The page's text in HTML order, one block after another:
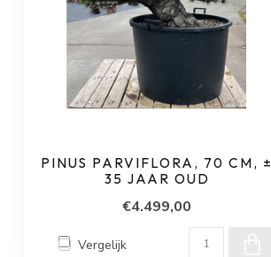
PINUS PARVIFLORA, 70 CM, ±
35 JAAR OUD
€4.499,00
Vergelijk